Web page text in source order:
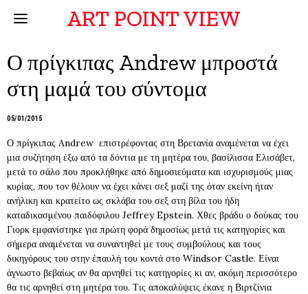
ART POINT VIEW
Ο πρίγκιπας Andrew μπροστά
στη μαμά του σύντομα
05/01/2015
Ο πρίγκιπας Andrew επιστρέφοντας στη Βρετανία αναμένεται να έχει
μια συζήτηση έξω από τα δόντια με τη μητέρα του, βασίλισσα Ελισάβετ,
μετά το σάλο που προκλήθηκε από δημοσιεύματα και ισχυρισμούς μιας
κυρίας, που τον θέλουν να έχει κάνει σεξ μαζί της όταν εκείνη ήταν
ανήλικη και κρατείτο ως σκλάβα του σεξ στη βίλα του ήδη
καταδικασμένου παιδόφιλου Jeffrey Epstein. Χθες βράδυ ο δούκας του
Γιορκ εμφανίστηκε για πρώτη φορά δημοσίως μετά τις κατηγορίες και
σήμερα αναμένεται να συναντηθεί με τους συμβούλους και τους
δικηγόρους του στην έπαυλή του κοντά στο Windsor Castle. Είναι
άγνωστο βεβαίως αν θα αρνηθεί τις κατηγορίες κι αν, ακόμη περισσότερο
θα τις αρνηθεί στη μητέρα του. Τις αποκαλύψεις έκανε η Βιρτζίνια